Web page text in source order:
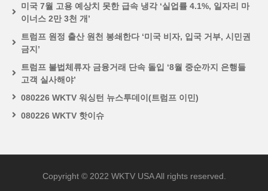
미국 7월 고용 예상치 못한 급속 냉각 ‘실업률 4.1%, 일자리 마
이너스 2만 3천 개’
트럼프 원정 출산 원천 봉쇄한다 ‘미국 비자, 입국 거부, 시민권
금지’
트럼프 불법체류자 금융거래 단속 돌입 ‘8월 중순까지 은행들
고객 실사해야’
080226 WKTV 워싱턴 뉴스투데이(트럼프 이민)
080226 WKTV 핫이슈
Copyright © 2022 WKTV USA All rights reserved.